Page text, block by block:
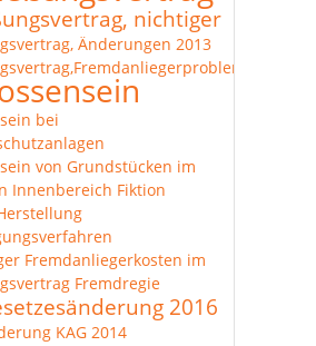
nichtiger
Änderungen 2013
bei
von Grundstücken im
Innenbereich Fiktion
Fremdanliegerkosten im
Fremdregie
2016
KAG 2014